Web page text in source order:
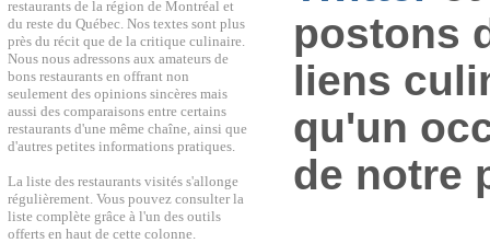
restaurants de la région de Montréal et
du reste du Québec. Nos textes sont plus
près du récit que de la critique culinaire.
Nous nous adressons aux amateurs de
bons restaurants en offrant non
seulement des opinions sincères mais
aussi des comparaisons entre certains
restaurants d'une même chaîne, ainsi que
d'autres petites informations pratiques.
La liste des restaurants visités s'allonge
régulièrement. Vous pouvez consulter la
liste complète grâce à l'un des outils
offerts en haut de cette colonne.
postons
liens
qu'un
de notre